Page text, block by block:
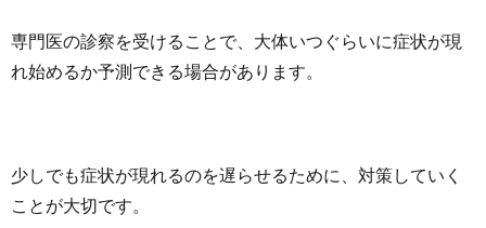
専門医の診察を受けることで、大体いつぐらいに症状が現
れ始めるか予測できる場合があります。
少しでも症状が現れるのを遅らせるために、対策していく
ことが大切です。